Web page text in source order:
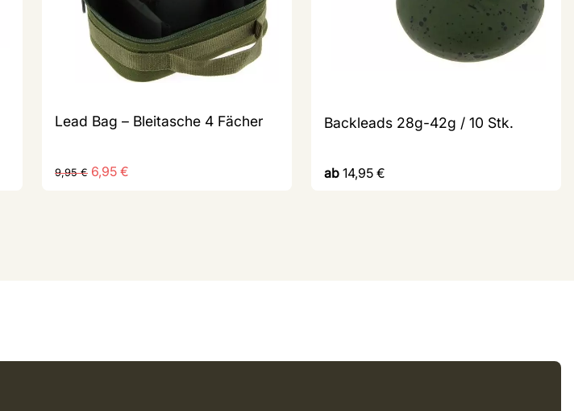
Lead Bag – Bleitasche 4 Fächer
9,95€ 6,95 €
Backleads 28g-42g / 10 Stk.
ab 14,95 €